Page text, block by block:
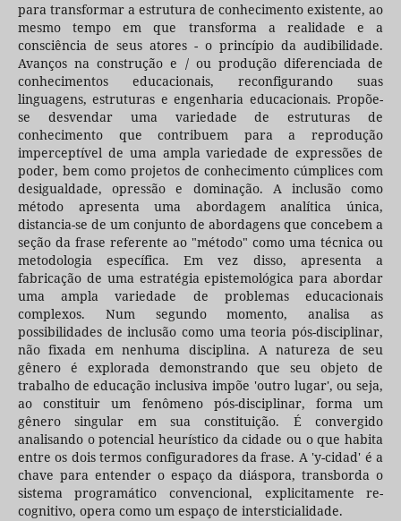
para transformar a estrutura de conhecimento existente, ao
mesmo tempo em que transforma a realidade e a
consciência de seus atores - o princípio da audibilidade.
Avanços na construção e / ou produção diferenciada de
conhecimentos educacionais, reconfigurando suas
linguagens, estruturas e engenharia educacionais. Propõe-
se desvendar uma variedade de estruturas de
conhecimento que contribuem para a reprodução
imperceptível de uma ampla variedade de expressões de
poder, bem como projetos de conhecimento cúmplices com
desigualdade, opressão e dominação. A inclusão como
método apresenta uma abordagem analítica única,
distancia-se de um conjunto de abordagens que concebem a
seção da frase referente ao "método" como uma técnica ou
metodologia específica. Em vez disso, apresenta a
fabricação de uma estratégia epistemológica para abordar
uma ampla variedade de problemas educacionais
complexos. Num segundo momento, analisa as
possibilidades de inclusão como uma teoria pós-disciplinar,
não fixada em nenhuma disciplina. A natureza de seu
gênero é explorada demonstrando que seu objeto de
trabalho de educação inclusiva impõe 'outro lugar', ou seja,
ao constituir um fenômeno pós-disciplinar, forma um
gênero singular em sua constituição. É convergido
analisando o potencial heurístico da cidade ou o que habita
entre os dois termos configuradores da frase. A 'y-cidad' é a
chave para entender o espaço da diáspora, transborda o
sistema programático convencional, explicitamente re-
cognitivo, opera como um espaço de intersticialidade.